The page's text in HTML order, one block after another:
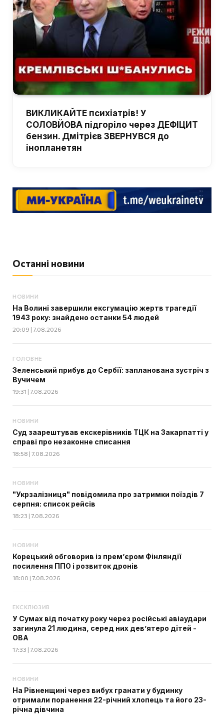
ВИКЛИКАЙТЕ психіатрів! У
СОЛОВЙОВА підгоріло через ДЕФІЦИТ
бензин. Дмітрієв ЗВЕРНУВСЯ до
інопланетян
Останні новини
НОВИНИ
На Волині завершили ексгумацію жертв трагедії
1943 року: знайдено останки 54 людей
20:09 | 7.08.2026
ГОЛОВНЕ
Зеленський прибув до Сербії: запланована зустріч з
Вучичем
19:31 | 7.08.2026
НОВИНИ
Суд заарештував екскерівників ТЦК на Закарпатті у
справі про незаконне списання
18:58 | 7.08.2026
НОВИНИ
"Укрзалізниця" повідомила про затримки поїздів 7
серпня: список рейсів
18:23 | 7.08.2026
НОВИНИ
Корецький обговорив із прем’єром Фінляндії
посилення ППО і розвиток дронів
18:00 | 7.08.2026
ЕКСКЛЮЗИВ
У Сумах від початку року через російські авіаудари
загинула 21 людина, серед них дев’ятеро дітей -
ОВА
17:33 | 7.08.2026
НОВИНИ
На Рівненщині через вибух гранати у будинку
отримали поранення 22-річний хлопець та його 23-
річна дівчина